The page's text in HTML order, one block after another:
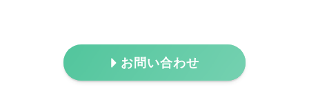
お問い合わせ